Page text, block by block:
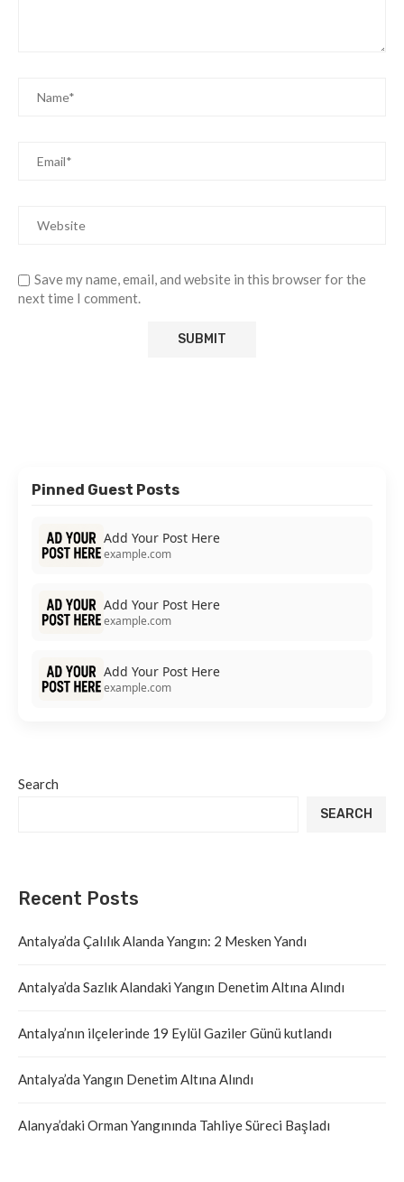
Save my name, email, and website in this browser for the
next time I comment.
Pinned Guest Posts
Add Your Post Here
example.com
Add Your Post Here
example.com
Add Your Post Here
example.com
Search
SEARCH
Recent Posts
Antalya’da Çalılık Alanda Yangın: 2 Mesken Yandı
Antalya’da Sazlık Alandaki Yangın Denetim Altına Alındı
Antalya’nın ilçelerinde 19 Eylül Gaziler Günü kutlandı
Antalya’da Yangın Denetim Altına Alındı
Alanya’daki Orman Yangınında Tahliye Süreci Başladı